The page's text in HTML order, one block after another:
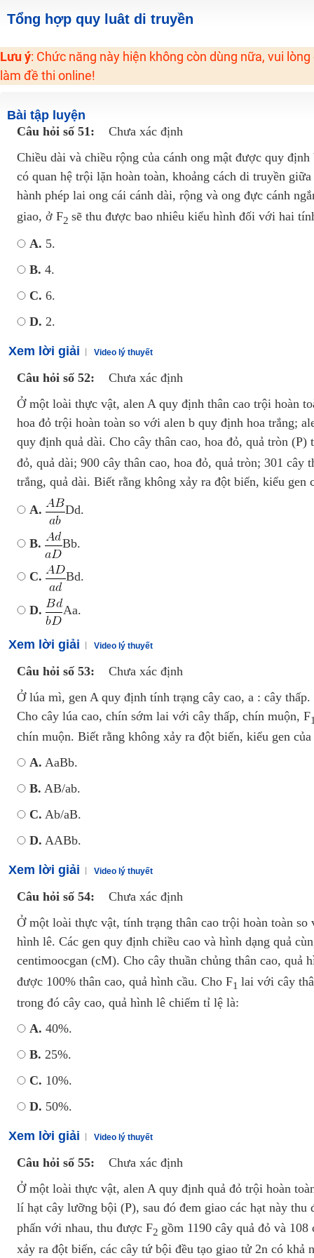
2K6! Lộ Trình Sun 2024 - Ba bước luyện thi TN THPT - ĐH ít nhất 25 điểm
Khuyến Mãi Khoá Học 1K Chỉ Từ 11-13/09/2024
Đồng giá khóa học 499K - 399K (13/11-15/11)
Khai giảng khóa Ngữ văn 7 - xây nền vững chắc cho tương lai!
Tổng hợp quy luât di truyền
Lưu ý: Chức năng này hiện không còn dùng nữa, vui
làm đề thi online!
Bài tập luyện
Câu hỏi số 51:
Chưa xác định
Chiều dài và chiều rộng của cánh ong mật được quy
có quan hệ trội lặn hoàn toàn, khoảng cách di truyền
hành phép lai ong cái cánh dài, rộng và ong đực cánh
giao, ở F2 sẽ thu được bao nhiêu kiểu hình đối với hai
A. 5.
B. 4.
C. 6.
D. 2.
Xem lời giải Video lý thuyết
Câu hỏi số 52:
Chưa xác định
Ở một loài thực vật, alen A quy định thân cao trội hoàn
hoa đỏ trội hoàn toàn so với alen b quy định hoa trắng;
quy định quả dài. Cho cây thân cao, hoa đỏ, quả tròn
đỏ, quả dài; 900 cây thân cao, hoa đỏ, quả tròn; 301 cây
trắng, quả dài. Biết rằng không xảy ra đột biến, kiểu gen
A. Dd.
B. Bb.
C. Bd.
D. Aa.
Xem lời giải Video lý thuyết
Câu hỏi số 53:
Chưa xác định
Ở lúa mì, gen A quy định tính trạng cây cao, a : cây
Cho cây lúa cao, chín sớm lai với cây thấp, chín muộn, F
chín muộn. Biết rằng không xảy ra đột biến, kiểu gen
A. AaBb.
B. AB/ab.
C. Ab/aB.
D. AABb.
Xem lời giải Video lý thuyết
Câu hỏi số 54:
Chưa xác định
Ở một loài thực vật, tính trạng thân cao trội hoàn toàn
hình lê. Các gen quy định chiều cao và hình dạng quả
centimoocgan (cM). Cho cây thuần chủng thân cao, quả
được 100% thân cao, quả hình cầu. Cho F1 lai với cây
trong đó cây cao, quả hình lê chiếm tỉ lệ là:
A. 40%.
B. 25%.
C. 10%.
D. 50%.
Xem lời giải Video lý thuyết
Câu hỏi số 55:
Chưa xác định
Ở một loài thực vật, alen A quy định quả đỏ trội hoàn
lí hạt cây lưỡng bội (P), sau đó đem giao các hạt này thu
phấn với nhau, thu được F2 gồm 1190 cây quả đỏ và
xảy ra đột biến, các cây tứ bội đều tạo giao tử 2n có khả